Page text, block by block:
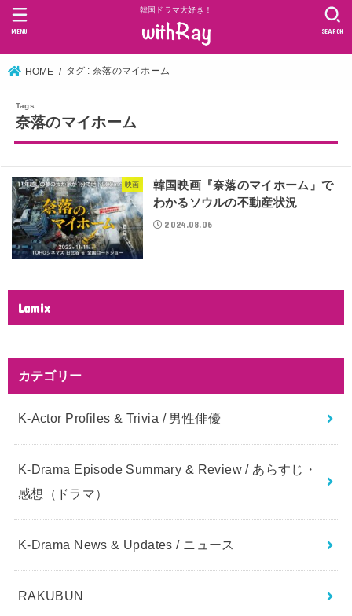
韓国ドラマ大好き！
SEARCH
MENU
HOME タグ : 奈落のマイホーム
奈落のマイホーム
映画
韓国映画『奈落のマイホーム』で
わかるソウルの不動産状況
2024.08.06
Lamix
カテゴリー
K-Actor Profiles & Trivia / 男性俳優
K-Drama Episode Summary & Review / あらすじ・
感想（ドラマ）
K-Drama News & Updates / ニュース
RAKUBUN